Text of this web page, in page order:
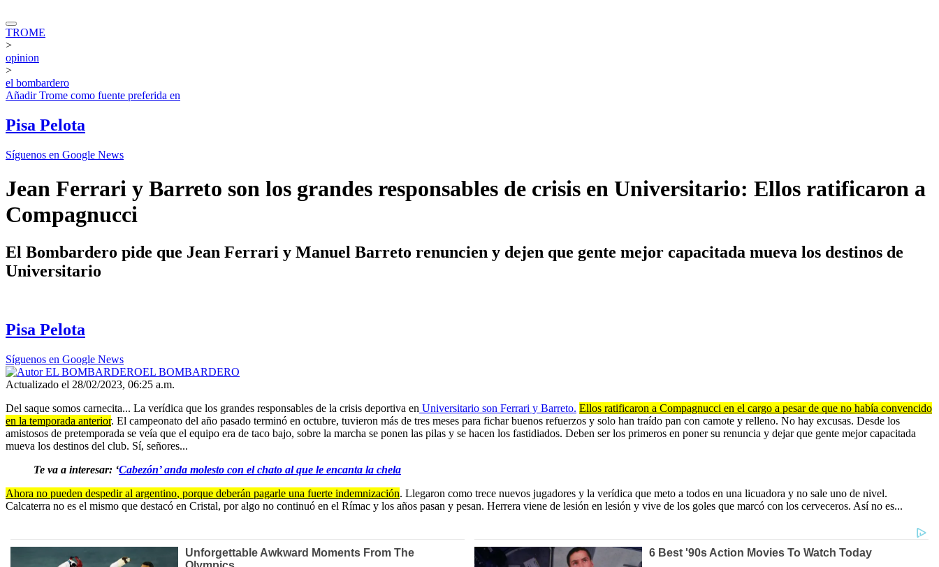
TROME
>
opinion
>
el bombardero
AñadirTrome como fuente preferida en
Pisa Pelota
Síguenos en Google News
Jean Ferrari y Barreto son los grandes responsables de crisis en Universitario: Ellos ratificaron a
Compagnucci
El Bombardero pide que Jean Ferrari y Manuel Barreto renuncien y dejen que gente mejor capacitada mueva los destinos de
Universitario
Pisa Pelota
Síguenos en Google News
EL BOMBARDERO
Actualizado el 28/02/2023, 06:25 a.m.
Del saque somos carnecita... La verídica que los grandes responsables de la crisis deportiva en Universitario son Ferrari y Barreto. Ellos ratificaron a Compagnucci en el cargo a pesar de que no había convencido
en la temporada anterior. El campeonato del año pasado terminó en octubre, tuvieron más de tres meses para fichar buenos refuerzos y solo han traído pan con camote y relleno. No hay excusas. Desde los
amistosos de pretemporada se veía que el equipo era de taco bajo, sobre la marcha se ponen las pilas y se hacen los fastidiados. Deben ser los primeros en poner su renuncia y dejar que gente mejor capacitada
mueva los destinos del club. Sí, señores...
Te va a interesar: ‘Cabezón’ anda molesto con el chato al que le encanta la chela
Ahora no pueden despedir al argentino, porque deberán pagarle una fuerte indemnización. Llegaron como trece nuevos jugadores y la verídica que meto a todos en una licuadora y no sale uno de nivel.
Calcaterra no es el mismo que destacó en Cristal, por algo no continuó en el Rímac y los años pasan y pesan. Herrera viene de lesión en lesión y vive de los goles que marcó con los cerveceros. Así no es...